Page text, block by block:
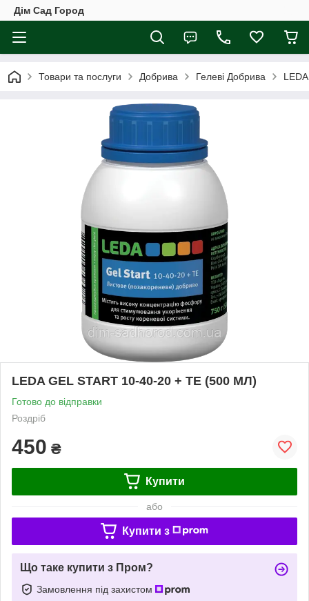
Дім Сад Город
Товари та послуги Добрива Гелеві Добрива
LEDA GEL START 10-40-20 + TE (500 МЛ)
Готово до відправки
Роздріб
450 ₴
Купити
або
Купити з
Що таке купити з Пром?
Замовлення під захистом